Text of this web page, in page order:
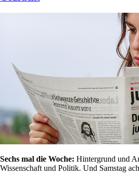
Sechs mal die Woche: Hintergrund und
Wissenschaft und Politik. Und Samstag